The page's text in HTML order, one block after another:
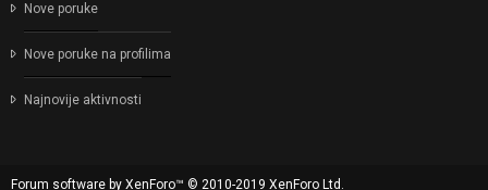
Nove poruke
Nove poruke na profilima
Najnovije aktivnosti
Forum software by XenForo™ © 2010-2019 XenForo Ltd.